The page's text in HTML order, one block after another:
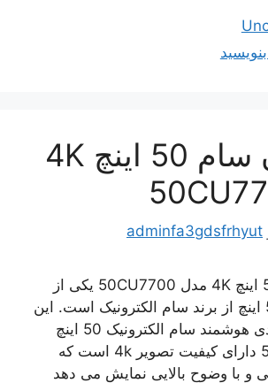
تلویزیون سام 50 اینچ 4K
adminfa3gdsfrhyut
تلویزیون سام 50 اینچ 4K مدل 50CU7700 یکی از
تلویزیون های 50 اینچ از برند سام الکترونیک است. این
تلویزیون ال ای دی هوشمند سام الکترونیک 50 اینچ
مدل 50CU7700 دارای کیفیت تصویر 4k است که
و با وضوح بالایی نمایش می دهد